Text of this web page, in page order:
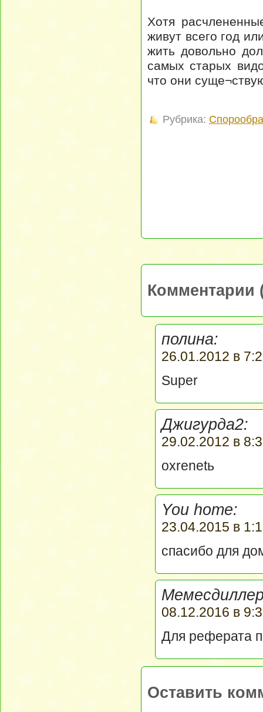
Хотя
живут всего год
жить довольно
самых старых
что они
Рубрика:
Комментарии
полина:
26.01.2012 в
Super
Джигурда2:
29.02.2012 в
oxrenetь
You home:
23.04.2015 в
спасибо для
08.12.2016 в
Для реферата
Оставить